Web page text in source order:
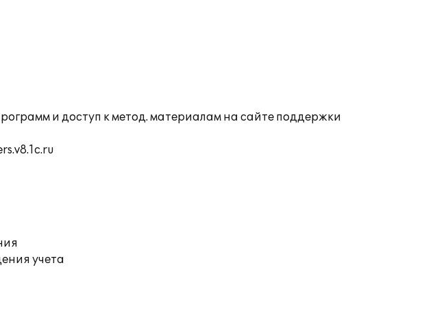
и доступ к метод. материалам на сайте поддержки
учета